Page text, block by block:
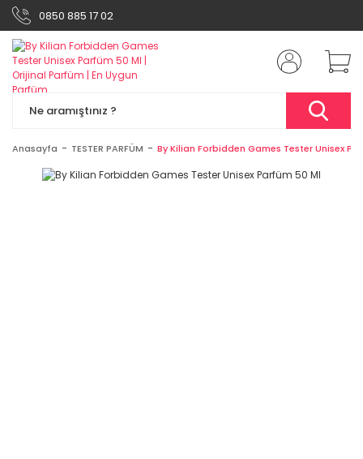
0850 885 17 02
Anasayfa TESTER PARFÜM By Kilian Forbidden Games Tester Unisex